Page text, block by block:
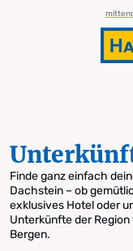
Zum Inhalt springen
Zum Inhaltsverzeichnis
Zur Navigation springen
Unterkünfte suchen &
Finde ganz einfach
Dachstein – ob
exklusives Hotel oder
Unterkünfte der
Bergen.